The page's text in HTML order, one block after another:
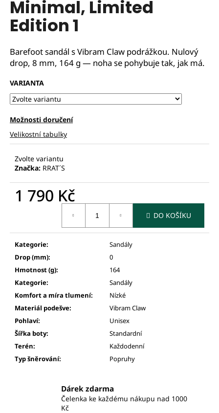
Minimal, Limited
Edition 1
Barefoot sandál s Vibram Claw podrážkou. Nulový
drop, 8 mm, 164 g — noha se pohybuje tak, jak má.
VARIANTA
Možnosti doručení
Velikostní tabulky
Zvolte variantu
Značka: RRAT´S
1 790 Kč
DO KOŠÍKU
Kategorie:
Sandály
Drop (mm):
0
Hmotnost (g):
164
Kategorie:
Sandály
Komfort a míra tlumení:
Nízké
Materiál podešve:
Vibram Claw
Pohlaví:
Unisex
Šířka boty:
Standardní
Terén:
Každodenní
Typ šněrování: Popruhy
Dárek zdarma
Čelenka ke každému nákupu nad 1000
Kč